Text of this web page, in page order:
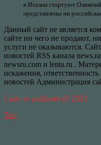
в Италии стартуют
представлены ни
Данный сайт не является
сайте ни чего не продают,
услуги не оказываются.
новостей RSS канала
newsru.com и lenta.ru .
искажения,
новостей Администрация
Сайт от psikhoter @ 2023
Top